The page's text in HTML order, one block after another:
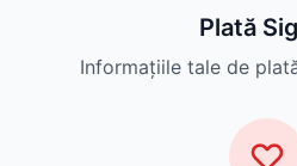
Plată
Informațiile tale de